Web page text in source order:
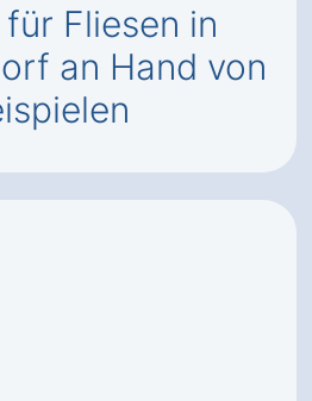
für Fliesen in
an Hand von